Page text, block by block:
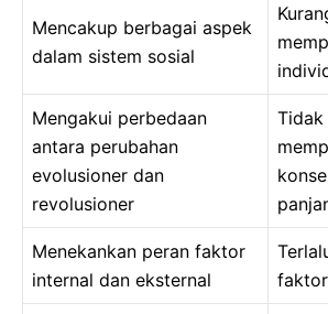
Mencakup berbagai aspek
dalam sistem sosial
Mengakui perbedaan
antara perubahan
evolusioner dan
revolusioner
Tidak
Menekankan peran faktor
internal dan eksternal